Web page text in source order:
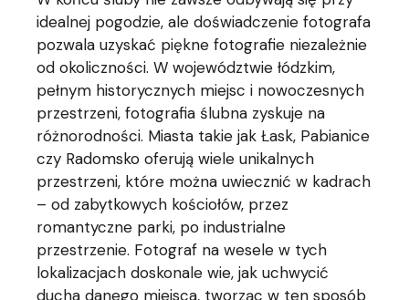
idealnej pogodzie, ale doświadczenie fotografa
pozwala uzyskać piękne fotografie niezależnie
od okoliczności. W województwie łódzkim,
pełnym historycznych miejsc i nowoczesnych
przestrzeni, fotografia ślubna zyskuje na
różnorodności. Miasta takie jak Łask, Pabianice
czy Radomsko oferują wiele unikalnych
przestrzeni, które można uwiecznić w kadrach
– od zabytkowych kościołów, przez
romantyczne parki, po industrialne
przestrzenie. Fotograf na wesele w tych
lokalizacjach doskonale wie, jak uchwycić
ducha danego miejsca, tworząc w ten sposób